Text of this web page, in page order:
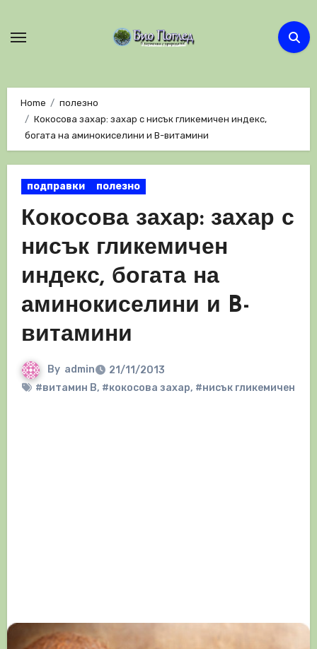
Home
полезно
Кокосова захар: захар с нисък гликемичен индекс,
богата на аминокиселини и B-витамини
подправки полезно
Кокосова захар: захар с
нисък гликемичен
индекс, богата на
аминокиселини и B-
витамини
By admin
21/11/2013
#витамин B, #кокосова захар, #нисък гликемичен